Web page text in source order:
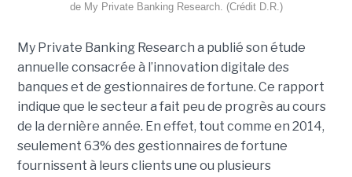
de My Private Banking Research. (Crédit D.R.)
My Private Banking Research a publié son étude
annuelle consacrée à l’innovation digitale des
banques et de gestionnaires de fortune. Ce rapport
indique que le secteur a fait peu de progrès au cours
de la dernière année. En effet, tout comme en 2014,
seulement 63% des gestionnaires de fortune
fournissent à leurs clients une ou plusieurs